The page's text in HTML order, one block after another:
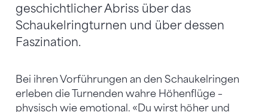
geschichtlicher Abriss über das
Schaukelringturnen und über dessen
Faszination.
Bei ihren Vorführungen an den Schaukelringen
erleben die Turnenden wahre Höhenflüge –
physisch wie emotional. «Du wirst höher und